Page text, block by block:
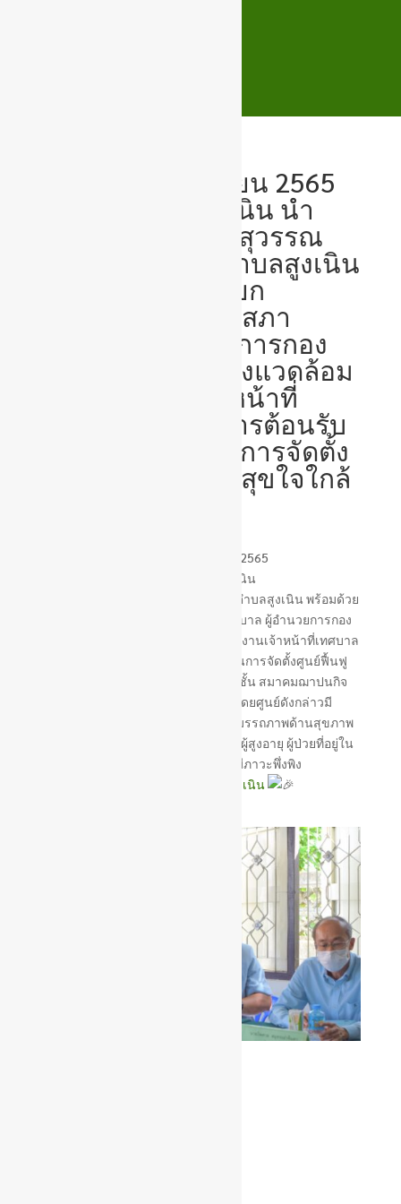
วันที่ 18 พฤศจิกายน 2565
เทศบาลตำบลสูงเนิน นำ
โดย นายณัฐกาล สุวรรณ
นายกเทศมนตรีตำบลสูงเนิน
พร้อมด้วยรองนายก
เทศมนตรี สมาชิกสภา
เทศบาล ผู้อำนวยการกอง
สาธารณสุขและสิ่งแวดล้อม
และพนักงานเจ้าหน้าที่
เทศบาล ร่วมให้การต้อนรับ
การตรวจประเมินการจัดตั้ง
ศูนย์ฟื้นฟูสุขภาพ สุขใจใกล้
วันที่ 18 พฤศจิกายน 2565
เทศบาลตำบลสูงเนิน
นายณัฐกาล สุวรรณ นายกเทศมนตรีตำบลสูงเนิน พร้อมด้วย
รองนายกเทศมนตรี สมาชิกสภาเทศบาล ผู้อำนวยการกอง
สาธารณสุขและสิ่งแวดล้อม และพนักงานเจ้าหน้าที่เทศบาล
ร่วมให้การต้อนรับการตรวจประเมินการจัดตั้งศูนย์ฟื้นฟู
สุขภาพ สุขใจใกล้บ้าน ณ อาคาร 2 ชั้น สมาคมฌาปนกิจ
สูงเนิน ชุมชนกลางบ้านพัฒนา โดยศูนย์ดังกล่าวมี
วัตถุประสงค์ในการให้บริการฟื้นฟูสมรรถภาพด้านสุขภาพ
ในชุมชนและที่บ้านสำหรับคนพิการ ผู้สูงอายุ ผู้ป่วยที่อยู่ใน
ระยะกึ่งเฉียบพลัน และผู้ที่มีภาวะพึ่งพิง
#ทีมงานเทศบาลตำบลสูงเนิน